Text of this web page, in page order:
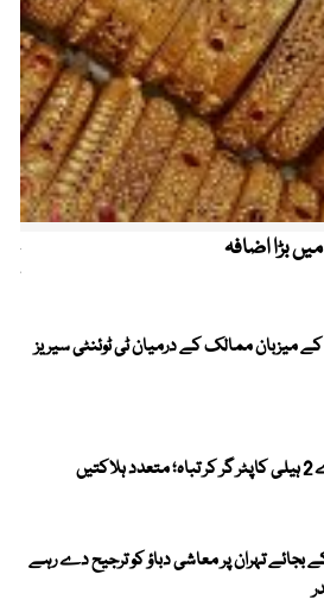
ورلڈ کپ 2027 کے میزبان ممالک کے درمیان ٹی ٹوئنٹی سیریز
بجائے تہران پر معاشی دباؤ کو ترجیح دے رہے